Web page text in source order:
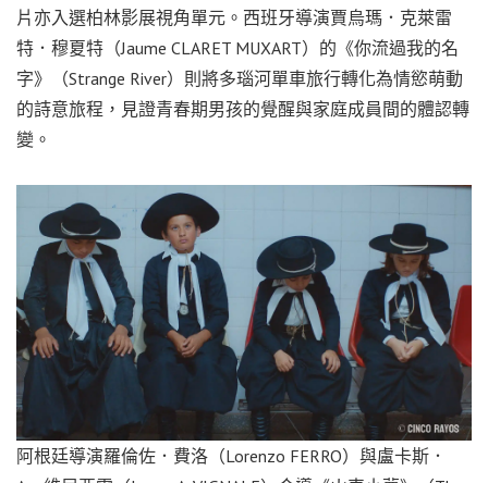
片亦入選柏林影展視角單元。西班牙導演賈烏瑪．克萊雷
特．穆夏特（Jaume CLARET MUXART）的《你流過我的名
字》（Strange River）則將多瑙河單車旅行轉化為情慾萌動
的詩意旅程，見證青春期男孩的覺醒與家庭成員間的體認轉
變。
阿根廷導演羅倫佐．費洛（Lorenzo FERRO）與盧卡斯．